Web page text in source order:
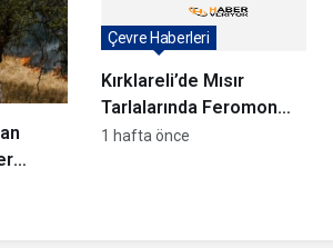
Kırklareli’de Mısır
Tarlalarında Feromon
Tuzaklarıyla Verim
Çevre Haberleri
1 hafta önce